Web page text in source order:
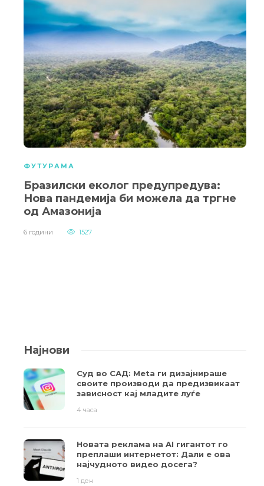
ФУТУРАМА
Бразилски еколог предупредува:
Нова пандемија би можела да тргне
од Амазонија
6 години 1527
Најнови
Суд во САД: Meta ги дизајнираше
своите производи да предизвикаат
зависност кај младите луѓе
4 часа
Новата реклама на AI гигантот го
преплаши интернетот: Дали е ова
најчудното видео досега?
1 ден